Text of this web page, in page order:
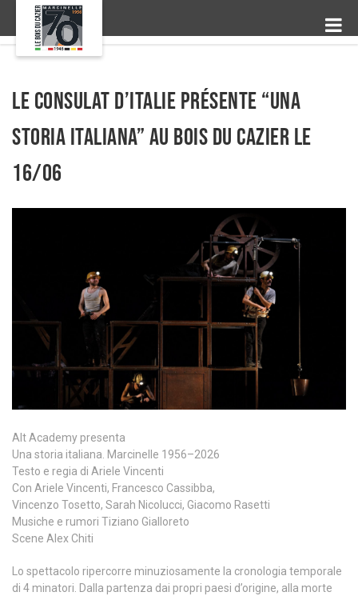
Le Consulat d’Italie présente “Una
Storia Italiana” au Bois du Cazier le
16/06
Alt Academy presenta
Una storia italiana. Marcinelle 1956–2026
Testo e regia di Ariele Vincenti
Con Ariele Vincenti, Francesco Cassibba,
Vincenzo Tosetto, Sarah Nicolucci, Giacomo Rasetti
Musiche e rumori Tiziano Gialloreto
Scene Alex Chiti
Lo spettacolo ripercorre minuziosamente la cronologia temporale
di 4 minatori. Dalla partenza dai propri paesi d’origine, alla morte